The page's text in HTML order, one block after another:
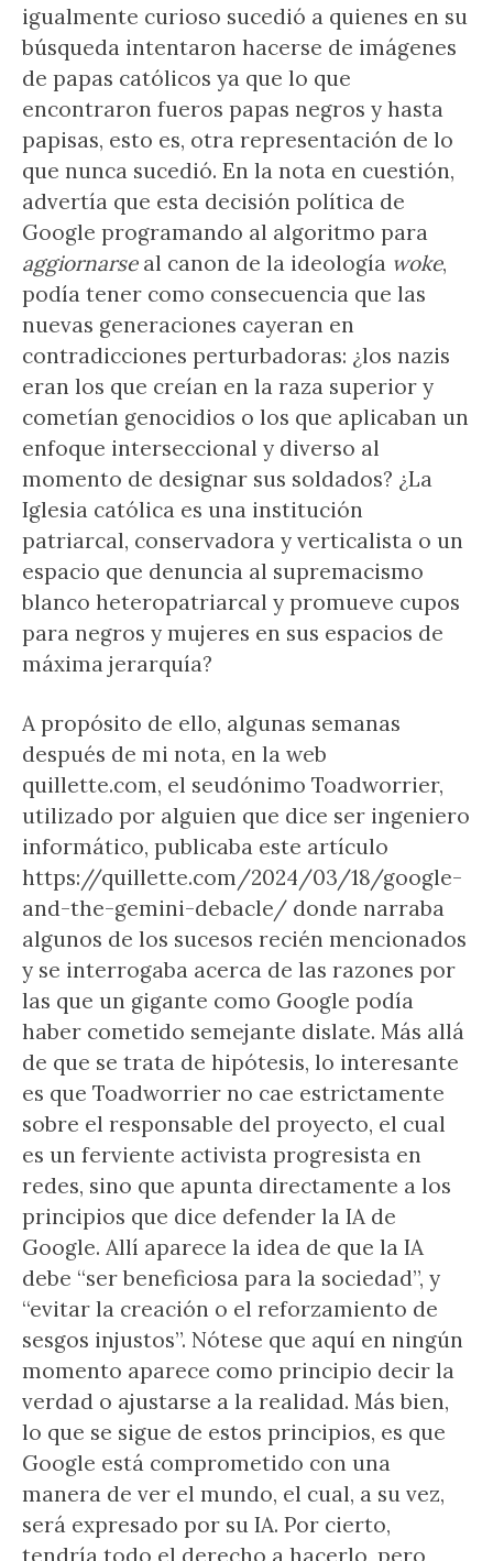
igualmente curioso sucedió a quienes en su
búsqueda intentaron hacerse de imágenes
de papas católicos ya que lo que
encontraron fueros papas negros y hasta
papisas, esto es, otra representación de lo
que nunca sucedió. En la nota en cuestión,
advertía que esta decisión política de
Google programando al algoritmo para
aggiornarseal canon de la ideología woke,
podía tener como consecuencia que las
nuevas generaciones cayeran en
contradicciones perturbadoras: ¿los nazis
eran los que creían en la raza superior y
cometían genocidios o los que aplicaban un
enfoque interseccional y diverso al
momento de designar sus soldados? ¿La
Iglesia católica es una institución
patriarcal, conservadora y verticalista o un
espacio que denuncia al supremacismo
blanco heteropatriarcal y promueve cupos
para negros y mujeres en sus espacios de
máxima jerarquía?
A propósito de ello, algunas semanas
después de mi nota, en la web
quillette.com, el seudónimo Toadworrier,
utilizado por alguien que dice ser ingeniero
informático, publicaba este artículo
https://quillette.com/2024/03/18/google-
and-the-gemini-debacle/ donde narraba
algunos de los sucesos recién mencionados
y se interrogaba acerca de las razones por
las que un gigante como Google podía
haber cometido semejante dislate. Más allá
de que se trata de hipótesis, lo interesante
es que Toadworrier no cae estrictamente
sobre el responsable del proyecto, el cual
es un ferviente activista progresista en
redes, sino que apunta directamente a los
principios que dice defender la IA de
Google. Allí aparece la idea de que la IA
debe “ser beneficiosa para la sociedad”, y
“evitar la creación o el reforzamiento de
sesgos injustos”. Nótese que aquí en ningún
momento aparece como principio decir la
verdad o ajustarse a la realidad. Más bien,
lo que se sigue de estos principios, es que
Google está comprometido con una
manera de ver el mundo, el cual, a su vez,
será expresado por su IA. Por cierto,
tendría todo el derecho a hacerlo, pero